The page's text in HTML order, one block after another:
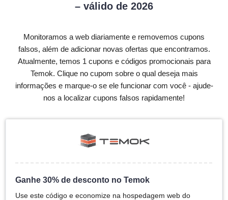
– válido de 2026
Monitoramos a web diariamente e removemos cupons
falsos, além de adicionar novas ofertas que encontramos.
Atualmente, temos 1 cupons e códigos promocionais para
Temok. Clique no cupom sobre o qual deseja mais
informações e marque-o se ele funcionar com você - ajude-
nos a localizar cupons falsos rapidamente!
Ganhe 30% de desconto no Temok
Use este código e economize na hospedagem web do